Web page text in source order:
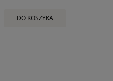
DO KOSZYKA